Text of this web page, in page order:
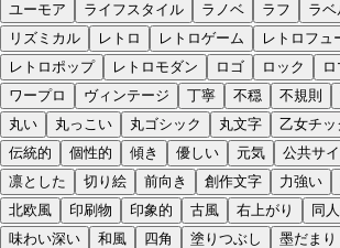
ユーモア
ライフスタイル ラノベ ラフ ラベ
リズミカル
レトロ レトロゲーム
レトロフュ
レトロポップ
レトロモダン ロゴ ロック
ワープロ
ヴィンテージ 丁寧 不穏 不規則
丸い
丸っこい 丸ゴシック 丸文字 乙女チッ
伝統的
個性的 傾き 優しい 元気 公共サ
凛とした
切り絵 前向き 創作文字 力強い
北欧風
印刷物 印象的 古風 右上がり 同
味わい深い
和風 四角 塗りつぶし 墨だまり